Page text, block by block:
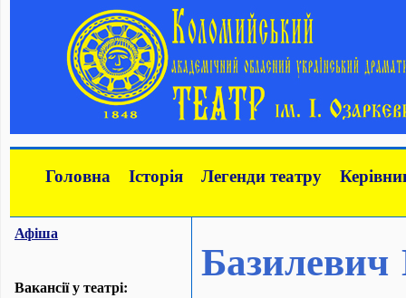
Головна Історія Легенди театру
Афіша
Вакансії у театрі: